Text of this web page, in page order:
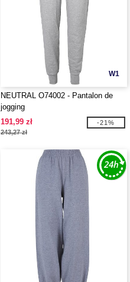
W1
NEUTRAL O74002 - Pantalon de
jogging
191,99 zł
243,27 zł
-21%